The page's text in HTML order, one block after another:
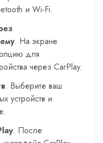
и Wi-Fi.
. На экране
для
через CarPlay.
. Выберите ваш
устройств и
. После